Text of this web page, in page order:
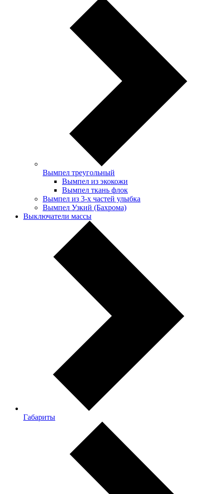
Вымпел треугольный
Вымпел из экокожи
Вымпел ткань флок
Вымпел из 3-х частей улыбка
Вымпел Узкий (Бахрома)
Выключатели массы
Габариты